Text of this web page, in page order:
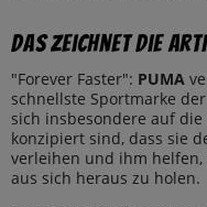
Das zeichnet die
"Forever Faster": PUMA
schnellste Sportmarke
sich insbesondere auf
konzipiert sind, dass sie
verleihen und ihm
aus sich heraus zu holen.